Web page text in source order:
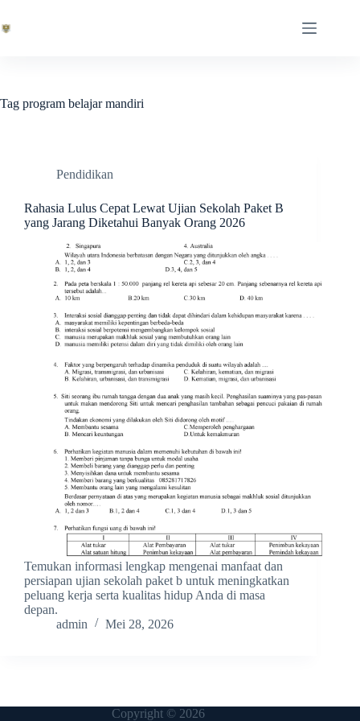
content
Tag program belajar mandiri
Pendidikan
Rahasia Lulus Cepat Lewat Ujian Sekolah Paket B
yang Jarang Diketahui Banyak Orang 2026
Temukan informasi lengkap mengenai manfaat dan
persiapan ujian sekolah paket b untuk meningkatkan
peluang kerja serta kualitas hidup Anda di masa
depan.
admin
Mei 28, 2026
Copyright © 2026